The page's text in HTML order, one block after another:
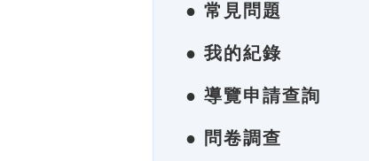
● 常見問題
● 我的紀錄
● 導覽申請查詢
● 問卷調查